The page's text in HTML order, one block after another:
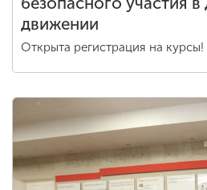
движении
Открыта регистрация на курсы!